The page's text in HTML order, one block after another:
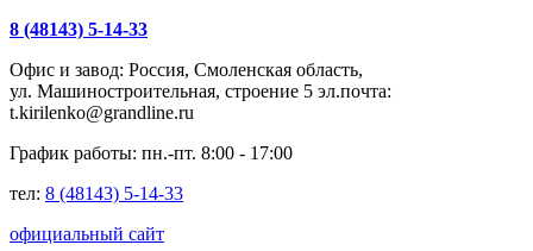
8 (48143) 5-14-33
Офис и завод: Россия, Смоленская область,
ул. Машиностроительная, строение 5 эл.почта:
t.kirilenko@grandline.ru
График работы: пн.-пт. 8:00 - 17:00
тел: 8 (48143) 5-14-33
официальный сайт